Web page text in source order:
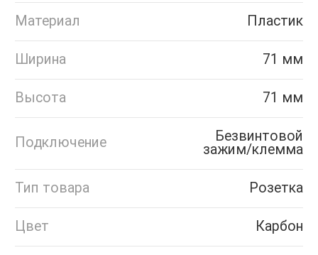
Материал Пластик
Ширина 71 мм
Высота 71 мм
Подключение
Безвинтовой
зажим/клемма
Тип товара Розетка
Цвет Карбон